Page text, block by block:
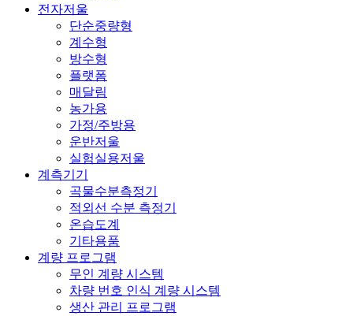
전자저울
단순중량형
계수형
방수형
플랫폼
매달림
농가용
가정/주방용
운반저울
실험실용저울
계측기기
곡물수분측정기
적외선 수분 측정기
온습도계
기타용품
계량 프로그램
무인 계량 시스템
차량 번호 인식 계량 시스템
생산 관리 프로그램